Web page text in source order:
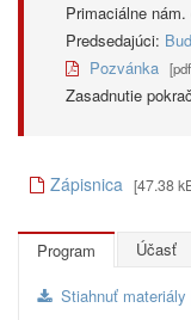
Primaciálne
Predsedajúci:
Pozvánka
Zasadnutie
Zápisnica [47.38
Program Účasť
Stiahnuť